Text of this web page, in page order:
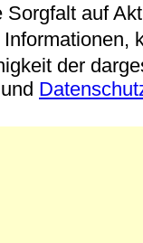
auf
der
und